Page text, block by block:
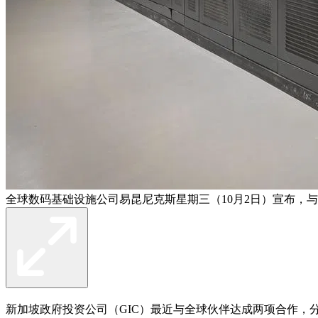
全球数码基础设施公司易昆尼克斯星期三（10月2日）宣布，
新加坡政府投资公司（GIC）最近与全球伙伴达成两项合作，